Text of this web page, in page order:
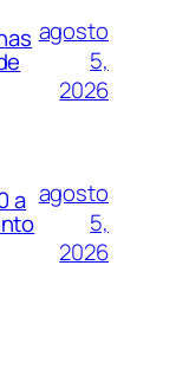
agosto
5,
2026
a agosto
5,
2026